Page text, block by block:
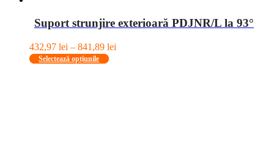
Suport strunjire exterioară PDJNR/L la 93°
432,97 lei – 841,89 lei
Selectează opțiunile
Acest